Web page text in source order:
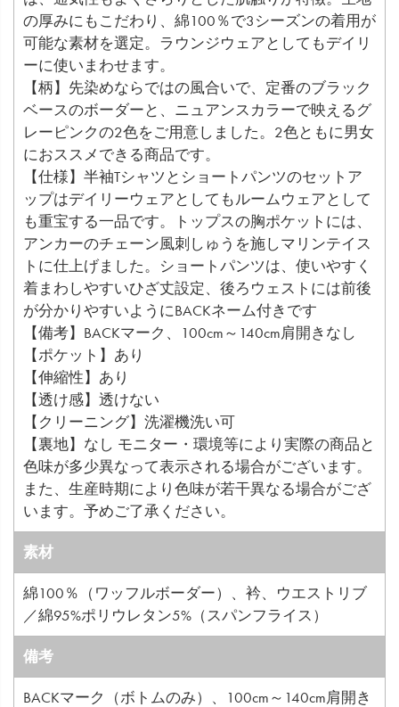
の厚みにもこだわり、綿100％で3シーズンの着用が
可能な素材を選定。ラウンジウェアとしてもデイリ
ーに使いまわせます。
【柄】先染めならではの風合いで、定番のブラック
ベースのボーダーと、ニュアンスカラーで映えるグ
レーピンクの2色をご用意しました。2色ともに男女
におススメできる商品です。
【仕様】半袖Tシャツとショートパンツのセットア
ップはデイリーウェアとしてもルームウェアとして
も重宝する一品です。トップスの胸ポケットには、
アンカーのチェーン風刺しゅうを施しマリンテイス
トに仕上げました。ショートパンツは、使いやすく
着まわしやすいひざ丈設定、後ろウェストには前後
が分かりやすいようにBACKネーム付きです
【備考】BACKマーク、100cm～140cm肩開きなし
【ポケット】あり
【伸縮性】あり
【透け感】透けない
【クリーニング】洗濯機洗い可
【裏地】なし モニター・環境等により実際の商品と
色味が多少異なって表示される場合がございます。
また、生産時期により色味が若干異なる場合がござ
います。予めご了承ください。
素材
綿100％（ワッフルボーダー）、衿、ウエストリブ
／綿95%ポリウレタン5%（スパンフライス）
備考
BACKマーク（ボトムのみ）、100cm～140cm肩開き